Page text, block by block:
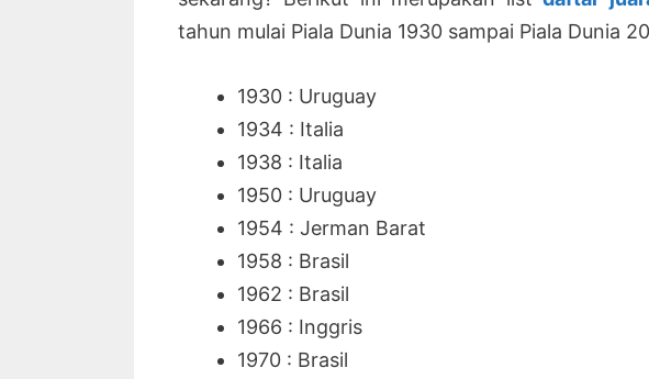
tahun mulai Piala Dunia 1930 sampai Piala Dunia
1930 : Uruguay
1934 : Italia
1938 : Italia
1950 : Uruguay
1954 : Jerman Barat
1958 : Brasil
1962 : Brasil
1966 : Inggris
1970 : Brasil